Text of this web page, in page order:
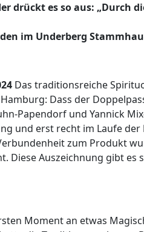
drückt es so aus: „Durch
im Underberg
Das traditionsreiche
Dass der
Papendorf und Yannick
und erst recht im Laufe
zum Produkt
Diese Auszeichnung gibt
Moment an etwas